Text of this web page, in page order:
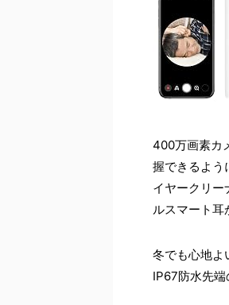
400万画素カ
握できるよう
イヤークリ
ルスマート耳
冬でも心地よ
IP67防水先端